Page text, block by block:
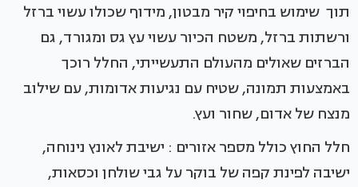
תוך שימוש בחיפוי קיר מבטון, מידוף שכולו עשוי ברזל
ורשתות ברזל, משטח הכיור עשוי עץ גס ומגורד, גם
הברזים שאולים מהעולם התעשייתי, החלל רוכך
באמצעות תמונה, שטיח עם נגיעות אדומות, עם שילוב
מנצח של אדום, שחור ועץ.
חלל החוץ כולל מספר אזורים : ישיבת לאונץ נינוחה,
ישיבה לפינת קפה של בוקר על גבי שולחן וכסאות,